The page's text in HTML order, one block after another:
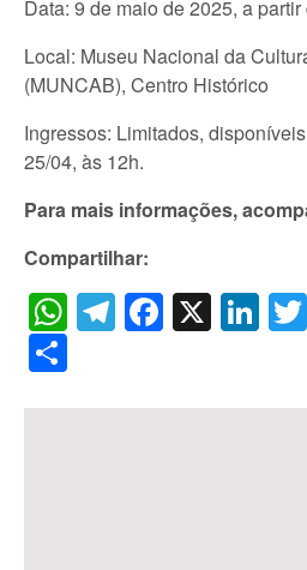
Data: 9 de maio de 2025, a partir
Local: Museu Nacional da
(MUNCAB), Centro Histórico
Ingressos: Limitados,
25/04, às 12h.
Para mais informações,
Compartilhar:
WhatsApp
Telegram
X